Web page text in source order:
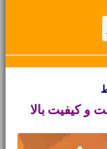
و کیفیت بالا